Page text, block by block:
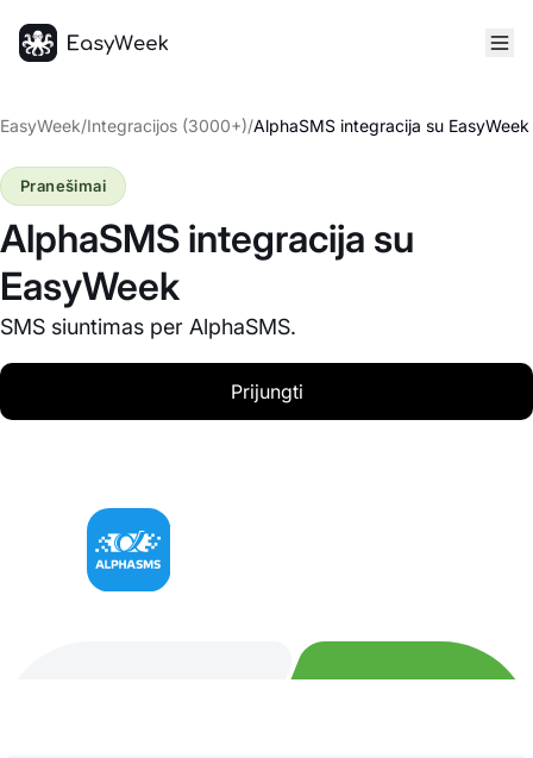
EasyWeek/Integracijos (3000+)/AlphaSMS integracija su EasyWeek
AlphaSMS integracija su
EasyWeek
SMS siuntimas per AlphaSMS.
Pranešimai
Prijungti